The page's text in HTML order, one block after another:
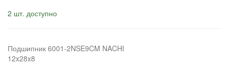
2 шт. доступно
Подшипник 6001-2NSE9CM NACHI
12x28x8